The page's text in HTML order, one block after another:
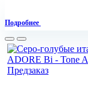
Подробнее
Предзаказ